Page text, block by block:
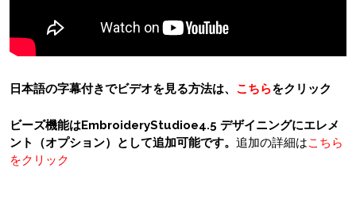
日本語の字幕付きでビデオを見る方法は、 こちらをクリック
ビーズ機能はEmbroideryStudioe4.5 デザイニングにエレメ
ント（オプション）として追加可能です。 追加の詳細はこちら
をクリック